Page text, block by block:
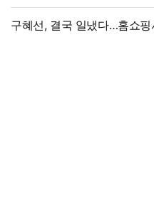
방치했다…"비누인 줄"
구혜선, 결국 일냈다…홈쇼